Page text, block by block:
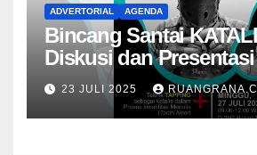
ADVERTORIAL AGENDA
Bincang Santai
Diskusi dan
Foto Nambangan
23 JULI 2025